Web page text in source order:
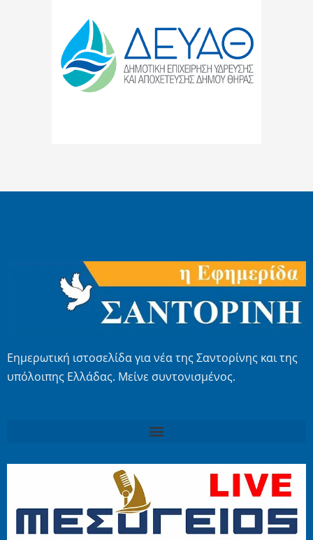
Εημερωτική ιστοσελίδα για νέα της Σαντορίνης και της
υπόλοιπης Ελλάδας. Μείνε συντονισμένος.